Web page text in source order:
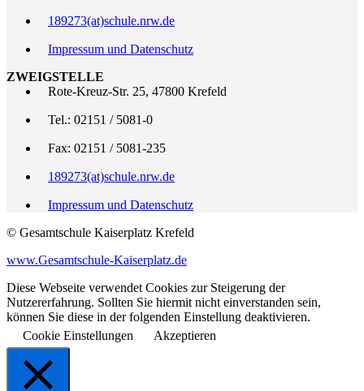
189273(at)schule.nrw.de
Impressum und Datenschutz
ZWEIGSTELLE
Rote-Kreuz-Str. 25, 47800 Krefeld
Tel.: 02151 / 5081-0
Fax: 02151 / 5081-235
189273(at)schule.nrw.de
Impressum und Datenschutz
© Gesamtschule Kaiserplatz Krefeld
www.Gesamtschule-Kaiserplatz.de
Diese Webseite verwendet Cookies zur Steigerung der
Nutzererfahrung. Sollten Sie hiermit nicht einverstanden sein,
können Sie diese in der folgenden Einstellung deaktivieren.
Cookie Einstellungen
Akzeptieren